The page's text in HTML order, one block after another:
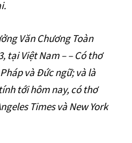
Văn Chương Toàn
tại Việt Nam – – Có thơ
và Đức ngữ; và là
tới hôm nay, có thơ
Times và New York